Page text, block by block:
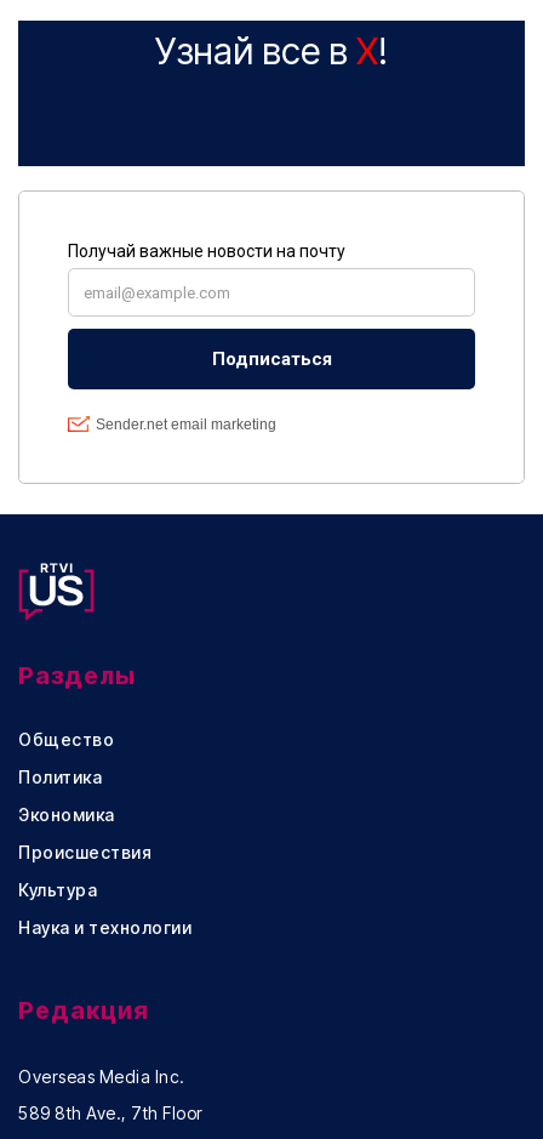
Узнай все в X!
Разделы
Общество
Политика
Экономика
Происшествия
Культура
Наука и технологии
Редакция
Overseas Media Inc.
589 8th Ave., 7th Floor